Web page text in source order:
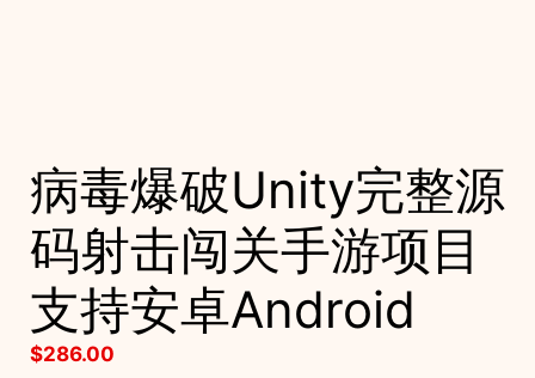
病毒爆破Unity完整源
码射击闯关手游项目
支持安卓Android
$286.00